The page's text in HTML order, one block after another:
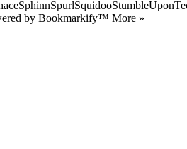
by Bookmarkify™ More »